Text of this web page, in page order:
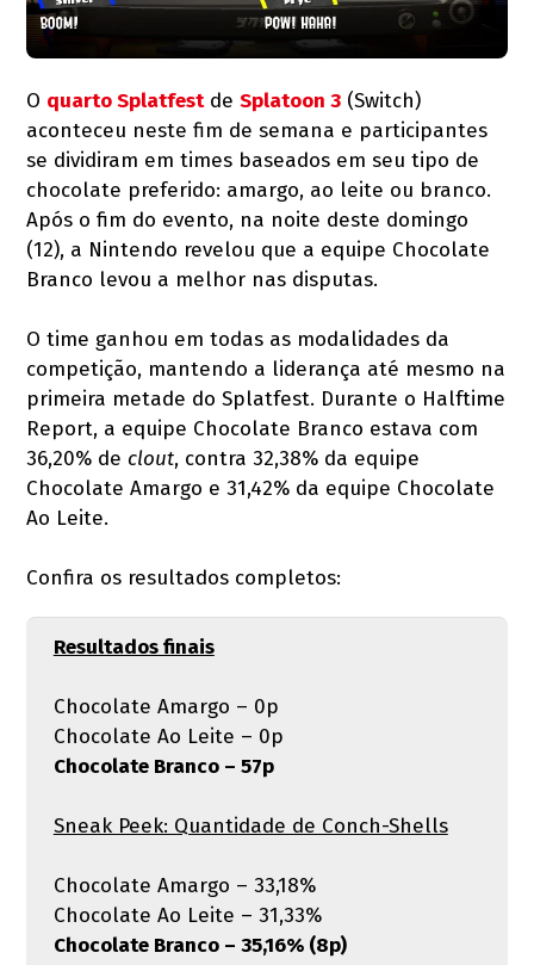
O quarto SplatfestdeSplatoon 3 (Switch)
aconteceu neste fim de semana e participantes
se dividiram em times baseados em seu tipo de
chocolate preferido: amargo, ao leite ou branco.
Após o fim do evento, na noite deste domingo
(12), a Nintendo revelou que a equipe Chocolate
Branco levou a melhor nas disputas.
O time ganhou em todas as modalidades da
competição, mantendo a liderança até mesmo na
primeira metade do Splatfest. Durante o Halftime
Report, a equipe Chocolate Branco estava com
36,20% de clout, contra 32,38% da equipe
Chocolate Amargo e 31,42% da equipe Chocolate
Ao Leite.
Confira os resultados completos:
Resultados finais
Chocolate Amargo – 0p
Chocolate Ao Leite – 0p
Chocolate Branco – 57p
Sneak Peek: Quantidade de Conch-Shells
Chocolate Amargo – 33,18%
Chocolate Ao Leite – 31,33%
Chocolate Branco – 35,16% (8p)